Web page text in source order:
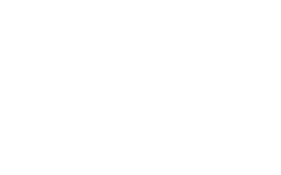
změnit)